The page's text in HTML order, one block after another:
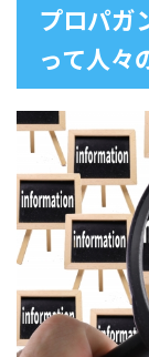
プロパガ
って人々